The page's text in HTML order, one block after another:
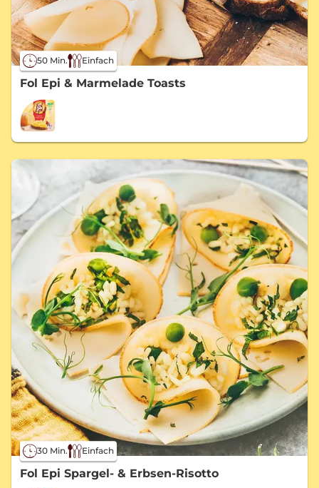
50 Min. Einfach
Fol Epi & Marmelade Toasts
30 Min. Einfach
Fol Epi Spargel- & Erbsen-Risotto